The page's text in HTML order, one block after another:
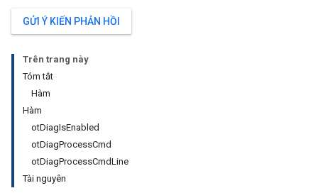
GỬI Ý KIẾN PHẢN HỒI
Trên trang này
Tóm tắt
Hàm
Hàm
otDiagIsEnabled
otDiagProcessCmd
otDiagProcessCmdLine
Tài nguyên